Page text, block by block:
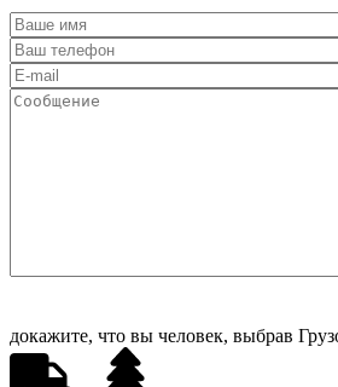
докажите, что вы человек, выбрав